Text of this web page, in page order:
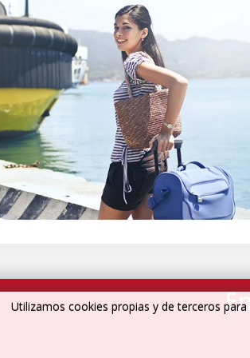
Utilizamos cookies propias y de terceros